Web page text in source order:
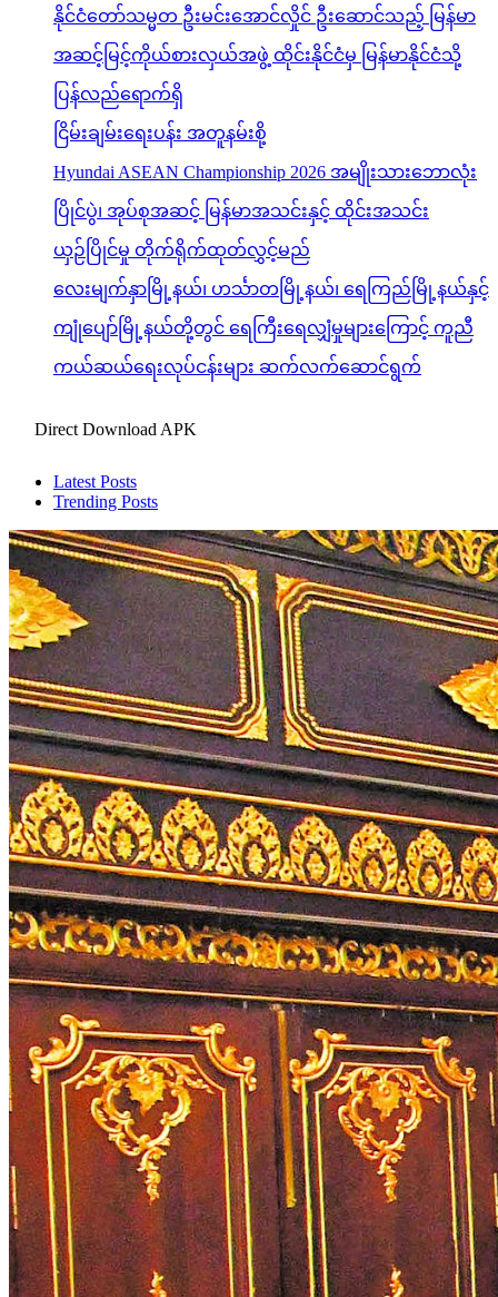
နိုင်ငံတော်သမ္မတ ဦးမင်းအောင်လှိုင် ဦးဆောင်သည့် မြန်မာ
အဆင့်မြင့်ကိုယ်စားလှယ်အဖွဲ့ ထိုင်းနိုင်ငံမှ မြန်မာနိုင်ငံသို့
ပြန်လည်ရောက်ရှိ
ငြိမ်းချမ်းရေးပန်း အတူနမ်းစို့
Hyundai ASEAN Championship 2026 အမျိုးသားဘောလုံး
ပြိုင်ပွဲ၊ အုပ်စုအဆင့် မြန်မာအသင်းနှင့် ထိုင်းအသင်း
ယှဉ်ပြိုင်မှု တိုက်ရိုက်ထုတ်လွှင့်မည်
လေးမျက်နှာမြို့နယ်၊ ဟင်္သာတမြို့နယ်၊ ရေကြည်မြို့နယ်နှင့်
ကျုံပျော်မြို့နယ်တို့တွင် ရေကြီးရေလျှံမှုများကြောင့် ကူညီ
ကယ်ဆယ်ရေးလုပ်ငန်းများ ဆက်လက်ဆောင်ရွက်
Direct Download APK
Latest Posts
Trending Posts